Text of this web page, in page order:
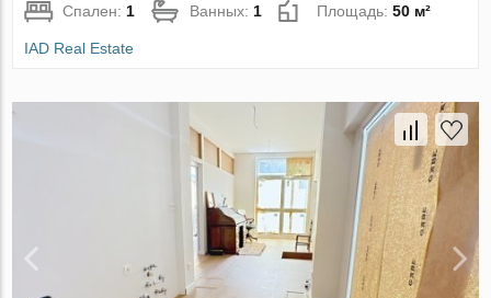
Спален: 1 Ванных: 1 Площадь:50 м²
IAD Real Estate